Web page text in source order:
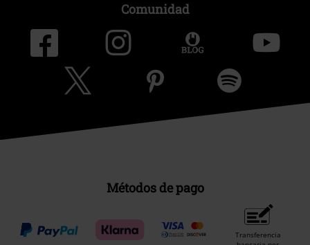
Comunidad
Métodos de pago
Transferencia